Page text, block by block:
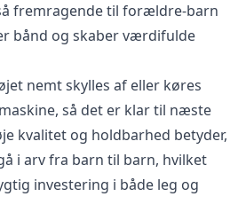
fremragende til forældre-barn
bånd og skaber værdifulde
nemt skylles af eller køres
så det er klar til næste
kvalitet og holdbarhed betyder,
i arv fra barn til barn, hvilket
investering i både leg og